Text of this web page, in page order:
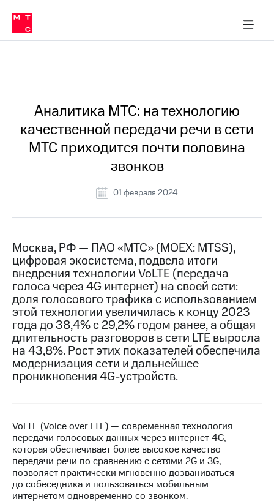
Медиа-центр
и акционерам
Устойчивое развитие
Комплаенс и деловая этика
компании
Карьера
История
компании
Руководство
информация
Медиа-центр
Пресс-
релизы
МТС
о технологиях
Достижения
Интервью
Финансовая
Пригласить
спикера
и акционерам
Корпоративное
управление
в МТС
Пресс-
релизы
МТС
о технологиях
Аналитика МТС: на технологию
качественной передачи речи в сети
МТС приходится почти половина
звонков
01 февраля 2024
Москва, РФ — ПАО «МТС» (MOEX: MTSS),
цифровая экосистема, подвела итоги
внедрения технологии VoLTE (передача
голоса через 4G интернет) на своей сети:
доля голосового трафика с использованием
этой технологии увеличилась к концу 2023
года до 38,4% с 29,2% годом ранее, а общая
длительность разговоров в сети LTE выросла
на 43,8%. Рост этих показателей обеспечила
модернизация сети и дальнейшее
проникновения 4G-устройств.
VoLTE (Voice over LTE) — современная технология
передачи голосовых данных через интернет 4G,
которая обеспечивает более высокое качество
передачи речи по сравнению с сетями 2G и 3G,
позволяет практически мгновенно дозваниваться
до собеседника и пользоваться мобильным
интернетом одновременно со звонком.